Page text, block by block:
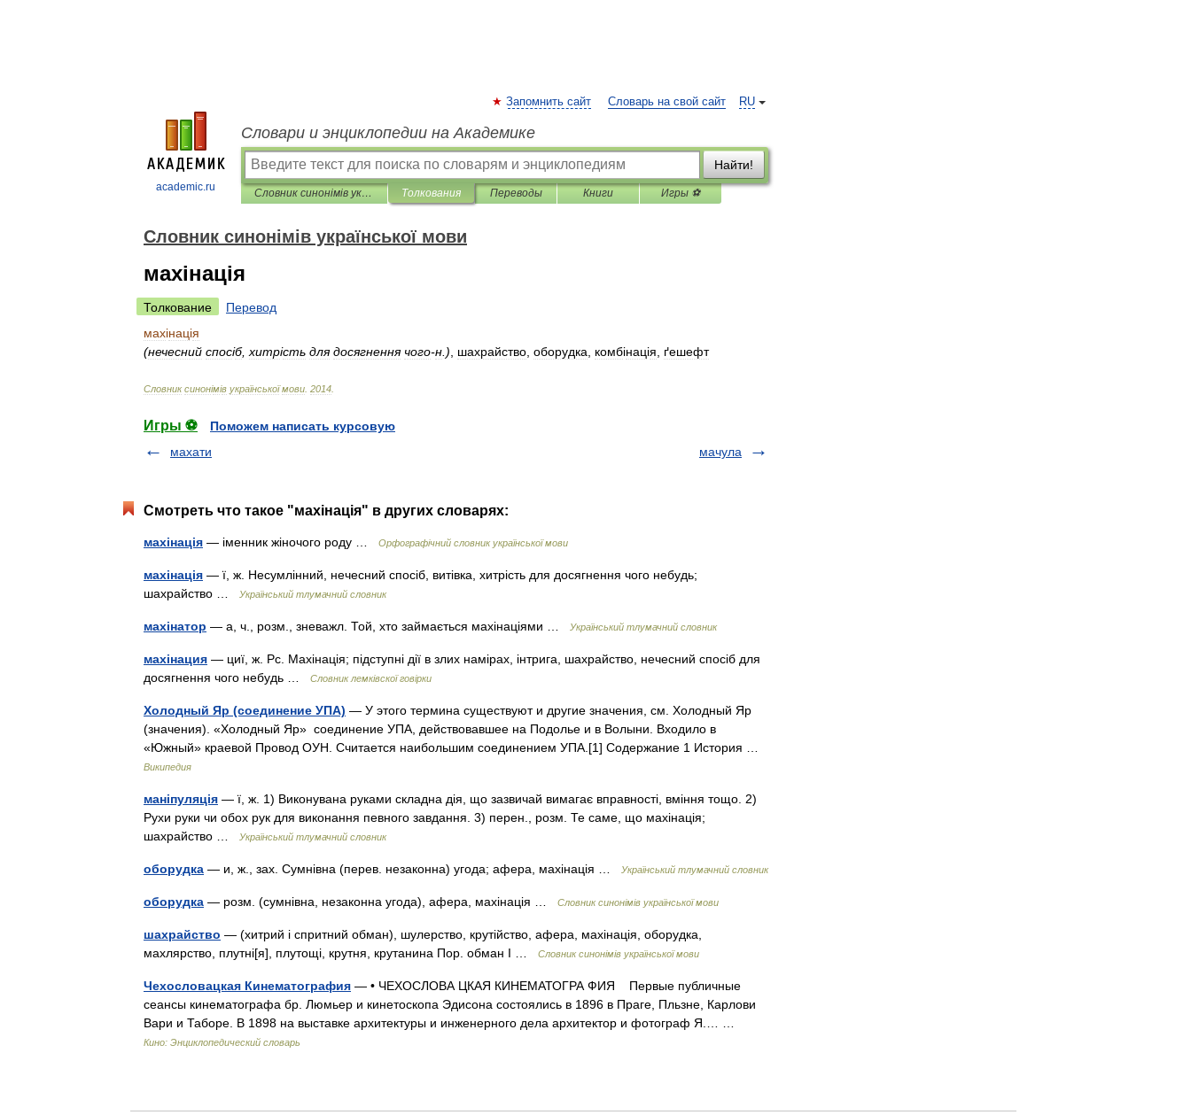
academic.ru
RU
Запомнить сайт Словарь на свой сайт
Словари и энциклопедии на Академике
Найти!
Словник синонімів української мови Толкования Переводы Книги Игры ⚽
Словник синонімів української мови
махінація
Толкование
Перевод
махінація
(нечесний спосіб, хитрість для досягнення чого-н .) шахрайство оборудка комбінація ґешефт
Словник синонімів української мови 2014
Игры ⚽
Поможем написать курсовую
махати
мачула
Смотреть что такое "махінація" в других словарях:
махінація — іменник жіночого роду … Орфографічний словник української мови
махінація — ї, ж. Несумлінний, нечесний спосіб, витівка, хитрість для досягнення чого небудь;
шахрайство …
Український тлумачний словник
махінатор — а, ч., розм., зневажл. Той, хто займається махінаціями … Український тлумачний словник
махінация — циї, ж. Рс. Махінація; підступні дії в злих намірах, інтрига, шахрайство, нечесний спосіб для
досягнення чого небудь …
Словник лемківскої говірки
Холодный Яр (соединение УПА) — У этого термина существуют и другие значения, см. Холодный Яр
(значения). «Холодный Яр» соединение УПА, действовавшее на Подолье и в Волыни. Входило в
«Южный» краевой Провод ОУН. Считается наибольшим соединением УПА.[1] Содержание 1 История …
Википедия
маніпуляція — ї, ж. 1) Виконувана руками складна дія, що зазвичай вимагає вправності, вміння тощо. 2)
Рухи руки чи обох рук для виконання певного завдання. 3) перен., розм. Те саме, що махінація;
шахрайство …
Український тлумачний словник
оборудка — и, ж., зах. Сумнівна (перев. незаконна) угода; афера, махінація … Український тлумачний словник
оборудка — розм. (сумнівна, незаконна угода), афера, махінація … Словник синонімів української мови
шахрайство — (хитрий і спритний обман), шулерство, крутійство, афера, махінація, оборудка,
махлярство, плутні[я], плутощі, крутня, крутанина Пор. обман I …
Словник синонімів української мови
Чехословацкая Кинематография — • ЧЕХОСЛОВА ЦКАЯ КИНЕМАТОГРА ФИЯ Первые публичные
сеансы кинематографа бр. Люмьер и кинетоскопа Эдисона состоялись в 1896 в Праге, Пльзне, Карлови
Вари и Таборе. В 1898 на выставке архитектуры и инженерного дела архитектор и фотограф Я.… …
Кино: Энциклопедический словарь